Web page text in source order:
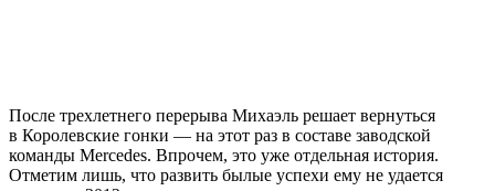
После трехлетнего перерыва Михаэль решает вернуться
в Королевские гонки — на этот раз в составе заводской
команды Mercedes. Впрочем, это уже отдельная история.
Отметим лишь, что развить былые успехи ему не удается